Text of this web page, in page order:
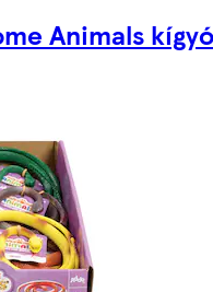
Animals kígyó